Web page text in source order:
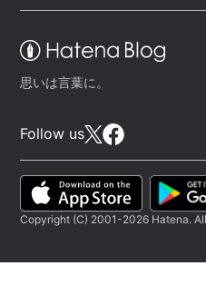
思いは言葉に。
Follow us
Copyright (C) 2001-2026 Hatena.